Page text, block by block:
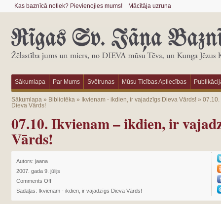
Kas baznīcā notiek? Pievienojies mums! Mācītāja uzruna
Sākumlapa Par Mums Svētrunas Mūsu Ticības Apliecības
Sākumlapa» Bibliotēka» Ikvienam - ikdien, ir vajadzīgs Dieva Vārds!» 07.10.
Dieva Vārds!
07.10. Ikvienam – ikdien, ir
Vārds!
Autors: jaana
2007. gada 9. jūlijs
Comments Off
Sadaļas: Ikvienam - ikdien, ir vajadzīgs Dieva Vārds!